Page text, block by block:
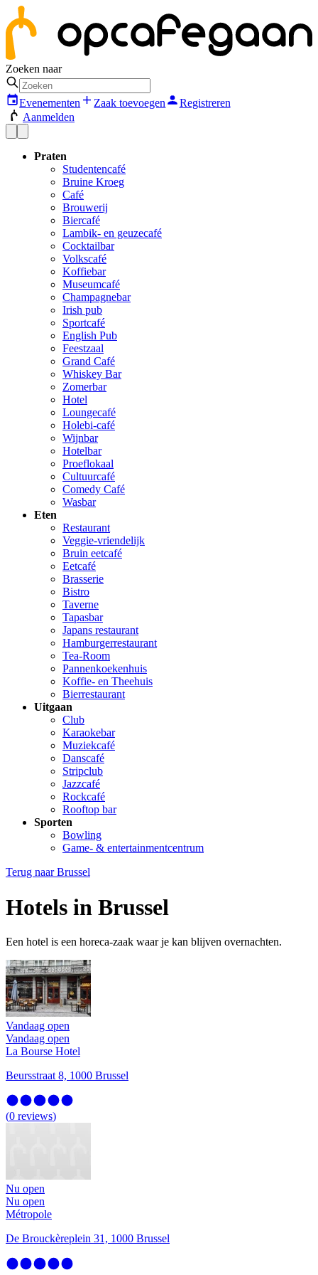
Zoeken naar
Evenementen Zaak toevoegen
Registreren
Aanmelden
Praten
Studentencafé
Bruine Kroeg
Café
Brouwerij
Biercafé
Lambik- en geuzecafé
Cocktailbar
Volkscafé
Koffiebar
Museumcafé
Champagnebar
Irish pub
Sportcafé
English Pub
Feestzaal
Grand Café
Whiskey Bar
Zomerbar
Hotel
Loungecafé
Holebi-café
Wijnbar
Hotelbar
Proeflokaal
Cultuurcafé
Comedy Café
Wasbar
Eten
Restaurant
Veggie-vriendelijk
Bruin eetcafé
Eetcafé
Brasserie
Bistro
Taverne
Tapasbar
Japans restaurant
Hamburgerrestaurant
Tea-Room
Pannenkoekenhuis
Koffie- en Theehuis
Bierrestaurant
Uitgaan
Club
Karaokebar
Muziekcafé
Danscafé
Stripclub
Jazzcafé
Rockcafé
Rooftop bar
Sporten
Bowling
Game- & entertainmentcentrum
Terug naar Brussel
Hotels in Brussel
Een hotel is een horeca-zaak waar je kan blijven overnachten.
Vandaag open
Vandaag open
La Bourse Hotel
Beursstraat 8, 1000 Brussel
(0 reviews)
Nu open
Nu open
Métropole
De Brouckèreplein 31, 1000 Brussel